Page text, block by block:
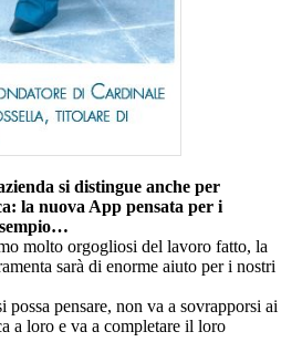
si distingue anche per
la nuova App pensata per i
molto orgogliosi del lavoro fatto, la
sarà di enorme aiuto per i nostri
possa pensare, non va a sovrapporsi ai
a loro e va a completare il loro